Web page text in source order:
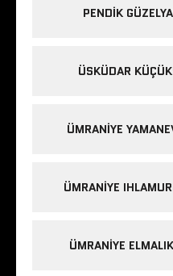
PENDIK
ÜSKÜDAR
ÜMRANIYE
ÜMRANIYE
ÜMRANIYE